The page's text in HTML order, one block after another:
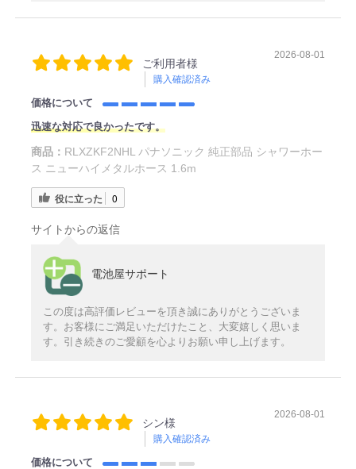
ご利用者様
購入確認済み
2026-08-01
価格について
迅速な対応で良かったです。
商品： RLXZKF2NHL パナソニック 純正部品 シャワーホー
ス ニューハイメタルホース 1.6m
役に立った 0
サイトからの返信
電池屋サポート
この度は高評価レビューを頂き誠にありがとうございま
す。お客様にご満足いただけたこと、大変嬉しく思いま
す。引き続きのご愛顧を心よりお願い申し上げます。
シン様
購入確認済み
2026-08-01
価格について